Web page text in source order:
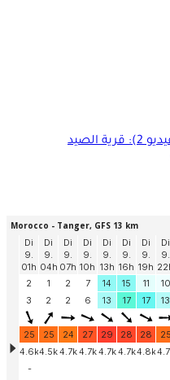
لقاءات مع مهنيي بوجدور (بالفيديو 2): قرية الصيد